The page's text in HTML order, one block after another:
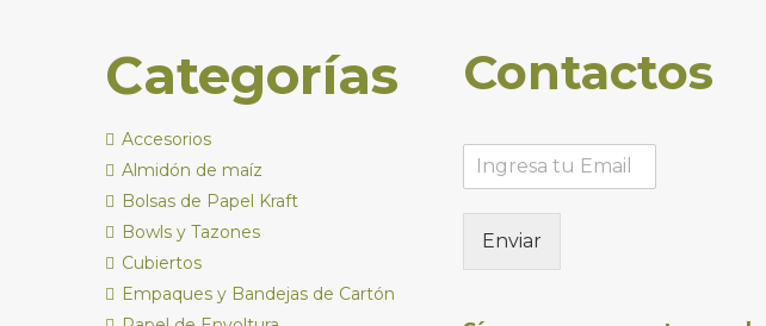
Categorías
Accesorios
Almidón de maíz
Bolsas de Papel Kraft
Bowls y Tazones
Cubiertos
Empaques y Bandejas de Cartón
Contactos
Enviar